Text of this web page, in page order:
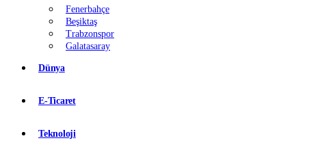
Fenerbahçe
Beşiktaş
Trabzonspor
Galatasaray
Dünya
E-Ticaret
Teknoloji